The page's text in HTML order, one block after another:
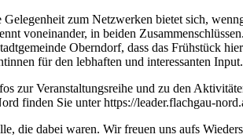
Gelegenheit zum Netzwerken bietet sich,
voneinander, in beiden
Oberndorf, dass das Frühstück
für den lebhaften und interessanten Input.
zur Veranstaltungsreihe und zu den
finden Sie unter https://leader.flachgau-
die dabei waren. Wir freuen uns aufs